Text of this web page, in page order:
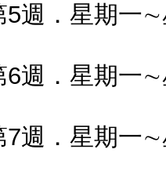
5週．星期一
6週．星期一
7週．星期一